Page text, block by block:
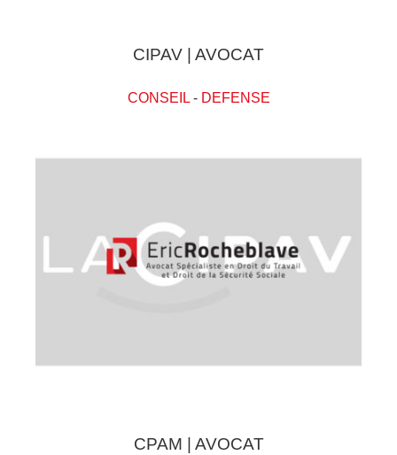
CIPAV | AVOCAT
CONSEIL- DEFENSE
CPAM | AVOCAT